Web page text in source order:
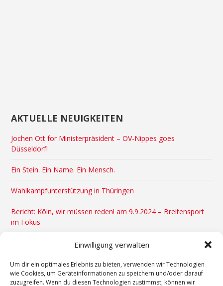
Einwilligung verwalten
Um dir ein optimales Erlebnis zu bieten, verwenden wir Technologien
wie Cookies, um Geräteinformationen zu speichern und/oder darauf
zuzugreifen. Wenn du diesen Technologien zustimmst, können wir
AKTUELLE NEUIGKEITEN
Jochen Ott for Ministerpräsident – OV-Nippes goes
Düsseldorf!
Ein Stein. Ein Name. Ein Mensch.
Wahlkampfunterstützung in Thüringen
Bericht: Köln, wir müssen reden! am 9.9.2024 – Breitensport
im Fokus
Veranstaltungstipps August & September 2024
x